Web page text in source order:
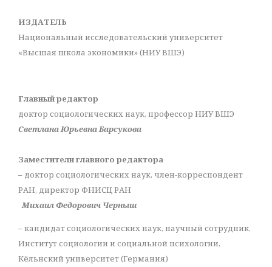
ИЗДАТЕЛЬ
Национальный исследовательский университет
«Высшая школа экономики» (НИУ ВШЭ)
Главный редактор
доктор социологических наук, профессор НИУ ВШЭ
Светлана Юрьевна Барсукова
Заместители главного редактора
– доктор социологических наук, член-корреспондент
РАН, директор ФНИСЦ РАН
Михаил Федорович Черныш
– кандидат социологических наук, научный сотрудник,
Институт социологии и социальной психологии,
Кёльнский университет (Германия)